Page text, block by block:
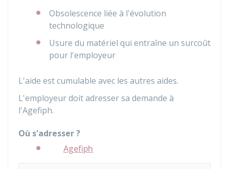
Obsolescence liée à l'évolution
technologique
Usure du matériel qui entraîne un surcoût
pour l'employeur
L'aide est cumulable avec les autres aides.
L'employeur doit adresser sa demande à
l'Agefiph.
Où s'adresser ?
Agefiph